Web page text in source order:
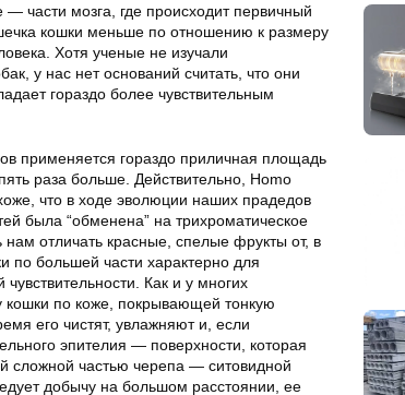
части мозга, где происходит первичный
кошки меньше по отношению к размеру
Хотя ученые не изучали
у нас нет оснований считать, что они
гораздо более чувствительным
применяется гораздо приличная площадь
раза больше. Действительно, Homo
что в ходе эволюции наших прадедов
была “обменена” на трихроматическое
отличать красные, спелые фрукты от, в
по большей части характерно для
Как и у многих
по коже, покрывающей тонкую
его чистят, увлажняют и, если
эпителия — поверхности, которая
сложной частью черепа — ситовидной
добычу на большом расстоянии, ее